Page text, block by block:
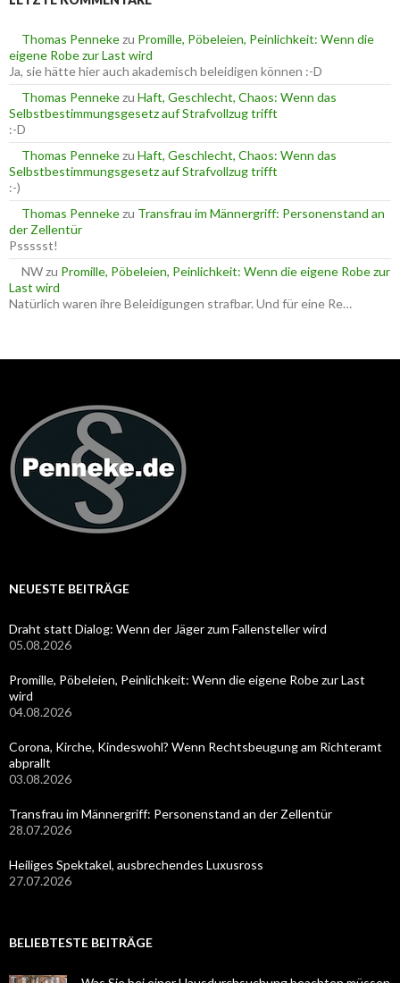
n
c
h
:
Thomas Pennekezu Promille, Pöbeleien, Peinlichkeit: Wenn die
eigene Robe zur Last wird
Ja, sie hätte hier auch akademisch beleidigen können :-D
Thomas Pennekezu Haft, Geschlecht, Chaos: Wenn das
Selbstbestimmungsgesetz auf Strafvollzug trifft
:-D
Thomas Pennekezu Haft, Geschlecht, Chaos: Wenn das
Selbstbestimmungsgesetz auf Strafvollzug trifft
:-)
Thomas Pennekezu Transfrau im Männergriff: Personenstand an
der Zellentür
Pssssst!
NWzu Promille, Pöbeleien, Peinlichkeit: Wenn die eigene Robe zur
Last wird
Natürlich waren ihre Beleidigungen strafbar. Und für eine Re…
NEUESTE BEITRÄGE
Draht statt Dialog: Wenn der Jäger zum Fallensteller wird
05.08.2026
Promille, Pöbeleien, Peinlichkeit: Wenn die eigene Robe zur Last
wird
04.08.2026
Corona, Kirche, Kindeswohl? Wenn Rechtsbeugung am Richteramt
abprallt
03.08.2026
Transfrau im Männergriff: Personenstand an der Zellentür
28.07.2026
Heiliges Spektakel, ausbrechendes Luxusross
27.07.2026
BELIEBTESTE BEITRÄGE